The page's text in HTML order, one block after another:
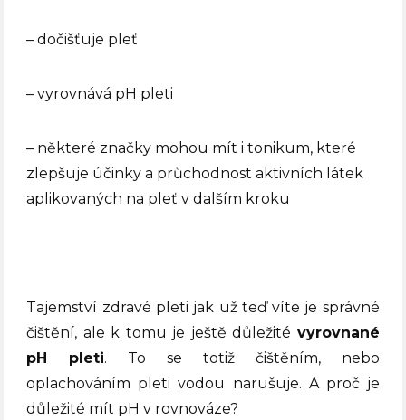
– dočišťuje pleť
– vyrovnává pH pleti
– některé značky mohou mít i tonikum, které
zlepšuje účinky a průchodnost aktivních látek
aplikovaných na pleť v dalším kroku
Tajemství zdravé pleti jak už teď víte je správné
čištění, ale k tomu je ještě důležité vyrovnané
pH pleti. To se totiž čištěním, nebo
oplachováním pleti vodou narušuje. A proč je
důležité mít pH v rovnováze?